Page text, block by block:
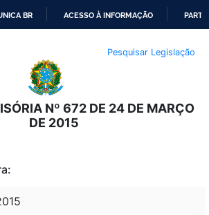
O
CONTEÚDO
BR ACESSO À INFORMAÇÃO
Pesquisar Legislação
Nº 672 DE 24 DE MARÇO
DE 2015